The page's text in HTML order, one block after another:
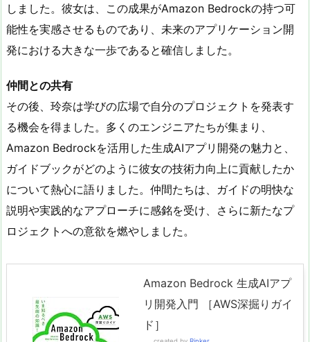
しました。彼女は、この成果がAmazon Bedrockの持つ可
能性を実感させるものであり、未来のアプリケーション開
発における大きな一歩であると確信しました。
仲間との共有
その後、玲奈は学びの広場で自分のプロジェクトを発表す
る機会を得ました。多くのエンジニアたちが集まり、
Amazon Bedrockを活用した生成AIアプリ開発の魅力と、
ガイドブックがどのように彼女の技術力向上に貢献したか
について熱心に語りました。仲間たちは、ガイドの明快な
説明や実践的なアプローチに感銘を受け、さらに新たなプ
ロジェクトへの意欲を燃やしました。
Amazon Bedrock 生成AIアプ
リ開発入門 ［AWS深掘りガイ
ド］